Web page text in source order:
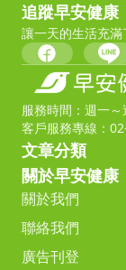
追蹤早安健康
讓一天的生活充
服務時間：週一
客戶服務專線：
文章分類
關於早安健康
關於我們
聯絡我們
廣告刊登